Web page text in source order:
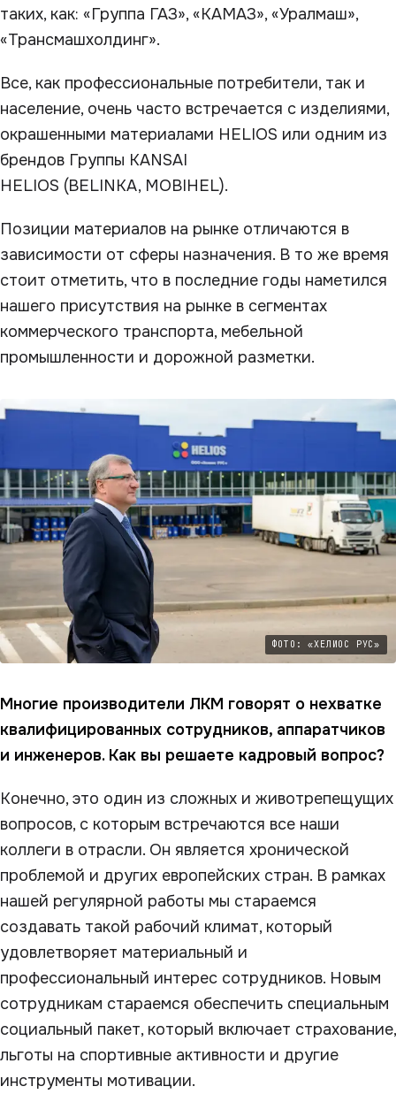
таких, как: «Группа ГАЗ», «КАМАЗ», «Уралмаш»,
«Трансмашхолдинг».
Все, как профессиональные потребители, так и
население, очень часто встречается с изделиями,
окрашенными материалами HELIOS или одним из
брендов Группы KANSAI
HELIOS (BELINKA, MOBIHEL).
Позиции материалов на рынке отличаются в
зависимости от сферы назначения. В то же время
стоит отметить, что в последние годы наметился
нашего присутствия на рынке в сегментах
коммерческого транспорта, мебельной
промышленности и дорожной разметки.
ФОТО: «ХЕЛИОС РУС»
Многие производители ЛКМ говорят о нехватке
квалифицированных сотрудников, аппаратчиков
и инженеров. Как вы решаете кадровый вопрос?
Конечно, это один из сложных и животрепещущих
вопросов, с которым встречаются все наши
коллеги в отрасли. Он является хронической
проблемой и других европейских стран. В рамках
нашей регулярной работы мы стараемся
создавать такой рабочий климат, который
удовлетворяет материальный и
профессиональный интерес сотрудников. Новым
сотрудникам стараемся обеспечить специальным
социальный пакет, который включает страхование,
льготы на спортивные активности и другие
инструменты мотивации.